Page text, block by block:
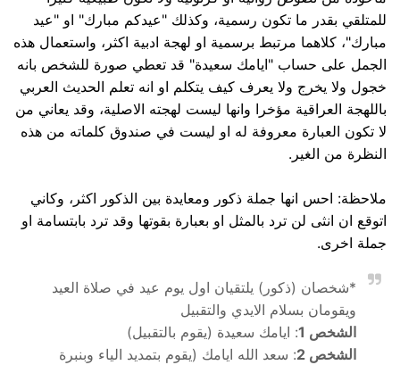
للمتلقي بقدر ما تكون رسمية، وكذلك "عيدكم مبارك" او "عيد
مبارك"، كلاهما مرتبط برسمية او لهجة ادبية اكثر، واستعمال هذه
الجمل على حساب "ايامك سعيدة" قد تعطي صورة للشخص بانه
خجول ولا يخرج ولا يعرف كيف يتكلم او انه تعلم الحديث العربي
باللهجة العراقية مؤخرا وانها ليست لهجته الاصلية، وقد يعاني من
لا تكون العبارة معروفة له او ليست في صندوق كلماته من هذه
النظرة من الغير.
ملاحظة: احس انها جملة ذكور ومعايدة بين الذكور اكثر، وكاني
اتوقع ان انثى لن ترد بالمثل او بعبارة بقوتها وقد ترد بابتسامة او
جملة اخرى.
*شخصان (ذكور) يلتقيان اول يوم عيد في صلاة العيد
ويقومان بسلام الايدي والتقبيل
الشخص 1
: ايامك سعيدة (يقوم بالتقبيل)
الشخص 2
: سعد الله ايامك (يقوم بتمديد الياء وبنبرة